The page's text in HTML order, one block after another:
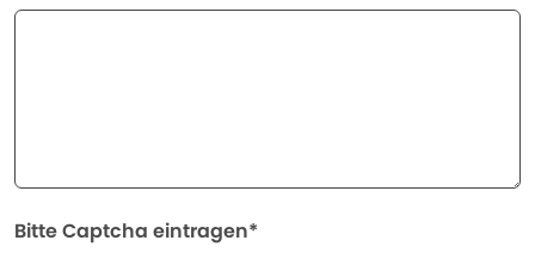
Bitte Captcha eintragen*